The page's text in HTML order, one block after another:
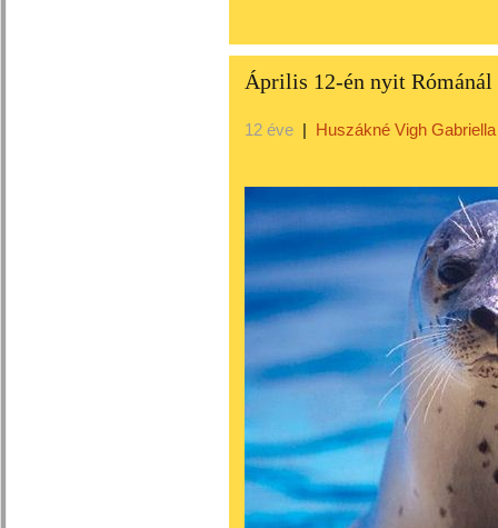
Április 12-én nyit Rómánál
12 éve | Huszákné Vigh Gabriella